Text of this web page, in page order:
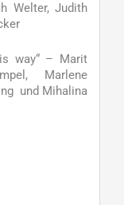
Welter, Judith
way“ – Marit
Marlene
und Mihalina